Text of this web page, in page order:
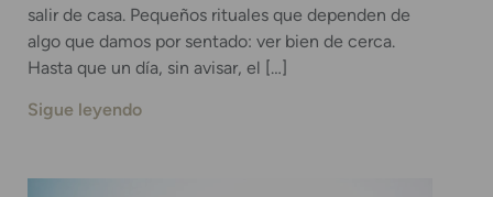
salir de casa. Pequeños rituales que dependen de
algo que damos por sentado: ver bien de cerca.
Hasta que un día, sin avisar, el […]
Sigue leyendo